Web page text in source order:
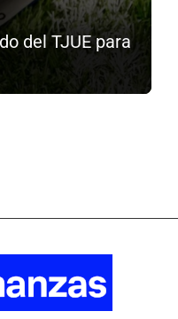
del TJUE para